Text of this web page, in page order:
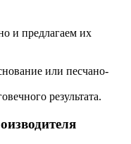
и предлагаем их
или песчано-
результата.